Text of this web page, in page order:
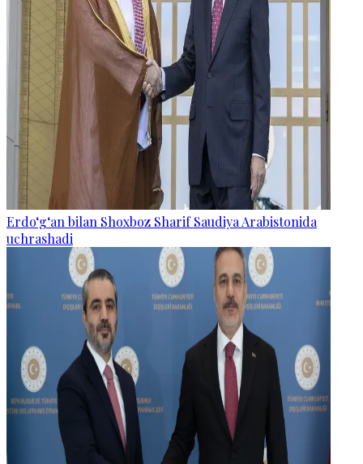
Erdo‘g‘an bilan Shoxboz Sharif Saudiya Arabistonida
uchrashadi